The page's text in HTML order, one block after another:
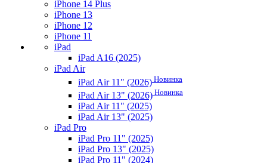
iPhone 14 Plus
iPhone 13
iPhone 12
iPhone 11
iPad
iPad A16 (2025)
iPad Air
iPad Air 11" (2026) Новинка
iPad Air 13" (2026) Новинка
iPad Air 11" (2025)
iPad Air 13" (2025)
iPad Pro
iPad Pro 11" (2025)
iPad Pro 13" (2025)
iPad Pro 11" (2024)